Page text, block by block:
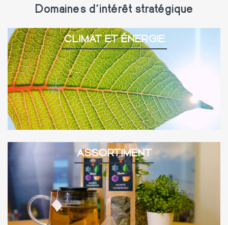
Domaines d'intérêt stratégique
CLIMAT ET ÉNERGIE
ASSORTIMENT